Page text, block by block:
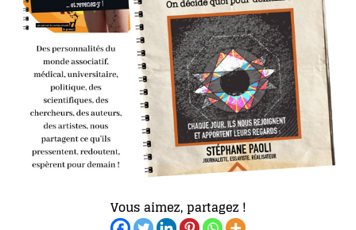
Vous aimez, partagez !